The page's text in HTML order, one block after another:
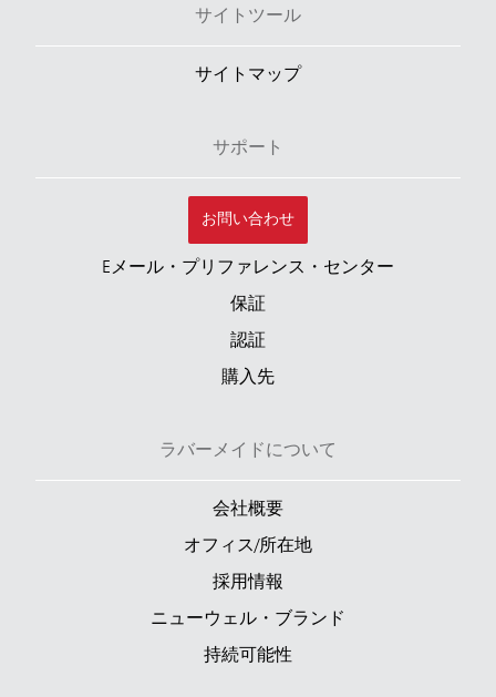
サイトツール
サイトマップ
サポート
お問い合わせ
Eメール・プリファレンス・センター
保証
認証
購入先
ラバーメイドについて
会社概要
オフィス/所在地
採用情報
ニューウェル・ブランド
持続可能性